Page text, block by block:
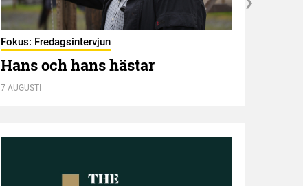
Fokus: Fredagsintervjun
Hans och hans hästar
7 AUGUSTI